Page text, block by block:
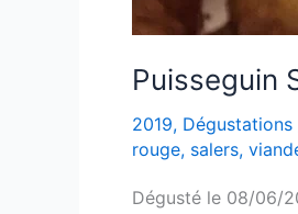
Puisseguin
2019, Dégustations
rouge, salers,
Dégusté le 08/06/